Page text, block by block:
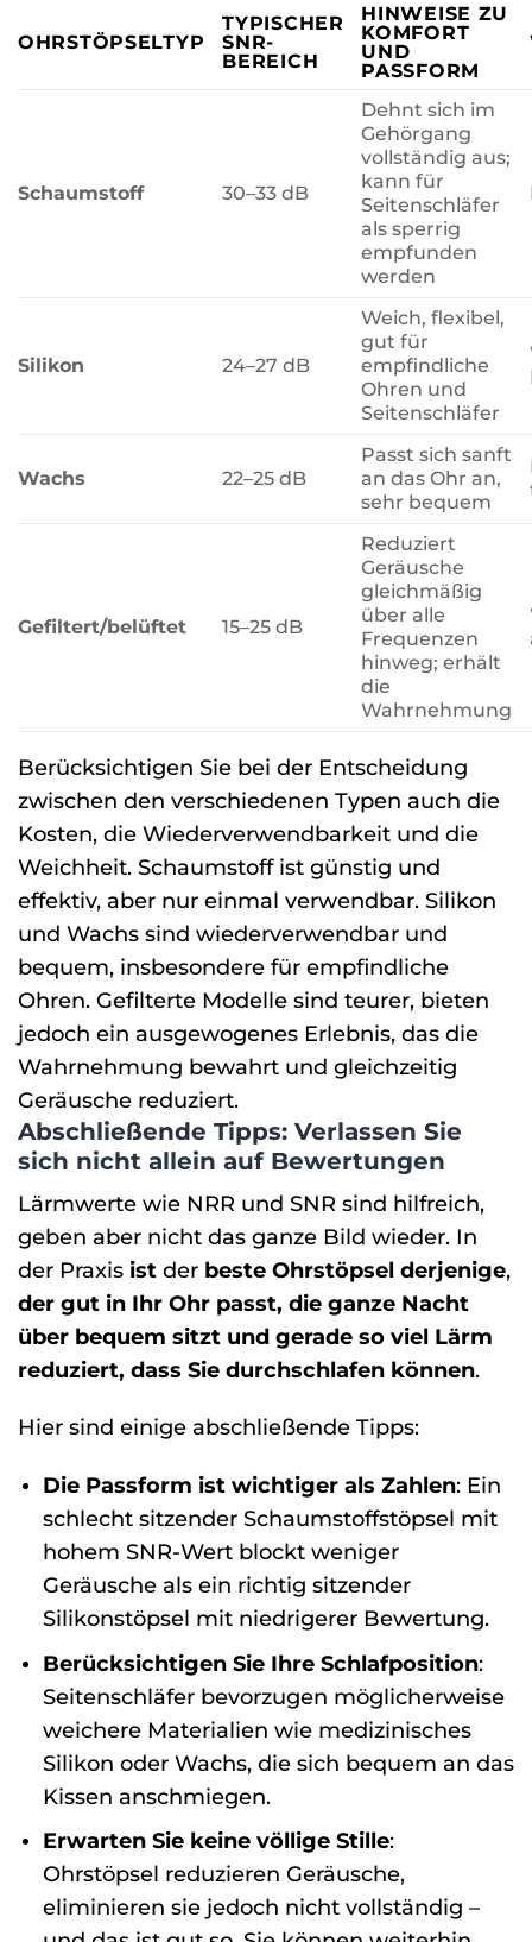
OHRSTÖPSELTYP
TYPISCHER
SNR-
BEREICH
HINWEISE ZU
KOMFORT
UND
PASSFORM
Schaumstoff 30–33 dB
Dehnt sich im
Gehörgang
vollständig aus;
kann für
Seitenschläfer
als sperrig
empfunden
werden
Silikon 24–27 dB
Weich, flexibel,
gut für
empfindliche
Ohren und
Seitenschläfer
Wachs 22–25 dB
Passt sich sanft
an das Ohr an,
sehr bequem
Gefiltert/belüftet 15–25 dB
Reduziert
Geräusche
gleichmäßig
über alle
Frequenzen
hinweg; erhält
die
Wahrnehmung
Berücksichtigen Sie bei der Entscheidung
zwischen den verschiedenen Typen auch die
Kosten, die Wiederverwendbarkeit und die
Weichheit. Schaumstoff ist günstig und
effektiv, aber nur einmal verwendbar. Silikon
und Wachs sind wiederverwendbar und
bequem, insbesondere für empfindliche
Ohren. Gefilterte Modelle sind teurer, bieten
jedoch ein ausgewogenes Erlebnis, das die
Wahrnehmung bewahrt und gleichzeitig
Geräusche reduziert.
Abschließende Tipps: Verlassen Sie
sich nicht allein auf Bewertungen
Lärmwerte wie NRR und SNR sind hilfreich,
geben aber nicht das ganze Bild wieder. In
der Praxis ist der beste Ohrstöpsel derjenige,
der gut in Ihr Ohr passt, die ganze Nacht
über bequem sitzt und gerade so viel Lärm
reduziert, dass Sie durchschlafen können.
Hier sind einige abschließende Tipps:
Die Passform ist wichtiger als Zahlen: Ein
schlecht sitzender Schaumstoffstöpsel mit
hohem SNR-Wert blockt weniger
Geräusche als ein richtig sitzender
Silikonstöpsel mit niedrigerer Bewertung.
Berücksichtigen Sie Ihre Schlafposition:
Seitenschläfer bevorzugen möglicherweise
weichere Materialien wie medizinisches
Silikon oder Wachs, die sich bequem an das
Kissen anschmiegen.
Erwarten Sie keine völlige Stille:
Ohrstöpsel reduzieren Geräusche,
eliminieren sie jedoch nicht vollständig –